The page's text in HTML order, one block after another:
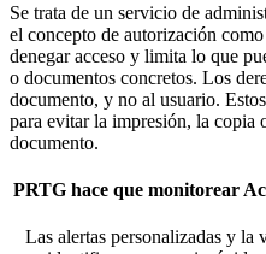
Se trata de un servicio de
el concepto de autorización
denegar acceso y limita lo que
o documentos concretos. Los
documento, y no al usuario.
para evitar la impresión, la copia
documento.
PRTG hace que monitorear
Las alertas personalizadas y la